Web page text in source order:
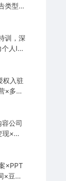
类型×
训，深
个人IP
权入驻
×多平
公司
×从0
×PPT
×豆包